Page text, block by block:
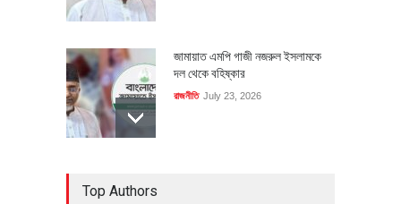
জামায়াত এমপি গাজী নজরুল ইসলামকে
দল থেকে বহিষ্কার
রাজনীতি July 23, 2026
Top Authors